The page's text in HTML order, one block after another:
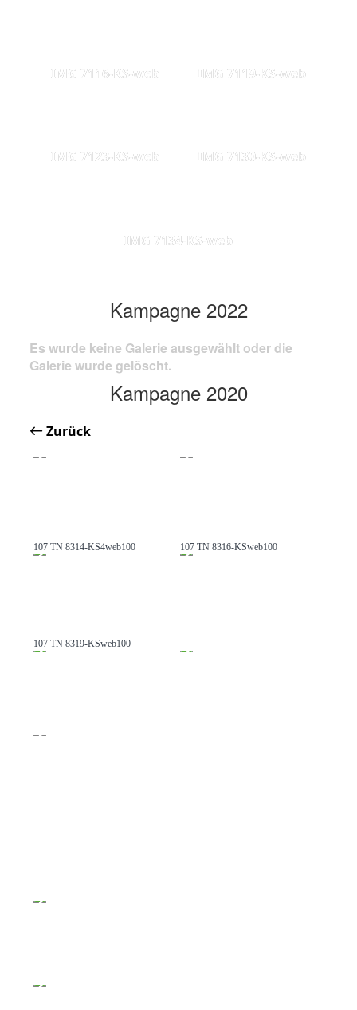
IMG 7116-KS-web IMG 7119-KS-web
IMG 7123-KS-web IMG 7130-KS-web
IMG 7134-KS-web
Kampagne 2022
Es wurde keine Galerie ausgewählt oder die
Galerie wurde gelöscht.
Kampagne 2020
Zurück
107 TN 8314-KS4web100 107 TN 8316-KSweb100
107 TN 8319-KSweb100